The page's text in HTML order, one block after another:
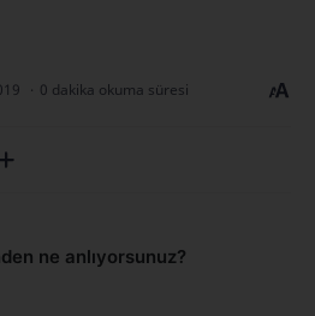
0 dakika okuma süresi
ne anlıyorsunuz?